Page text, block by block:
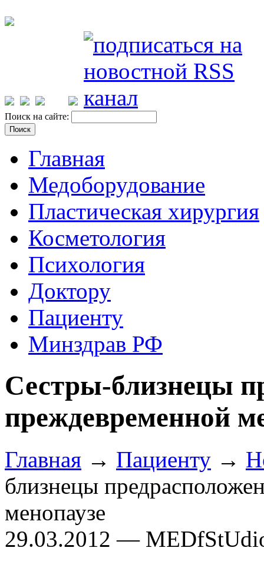
Поиск на сайте:
Главная
Медоборудование
Пластическая хирургия
Косметология
Психология
Доктору
Пациенту
Минздрав РФ
Сестры-близнецы
преждевременной
Главная → Пациенту →
близнецы
менопаузе
29.03.2012 —